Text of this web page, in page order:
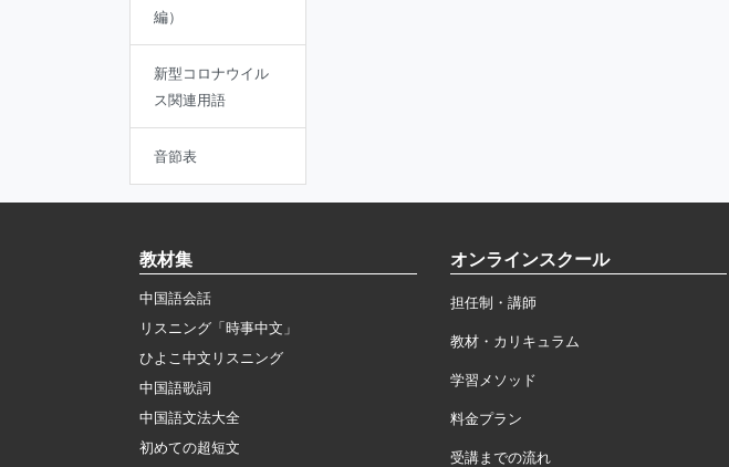
編）
新型コロナウイル
ス関連用語
音節表
教材集
中国語会話
リスニング「時事中文」
ひよこ中文リスニング
中国語歌詞
中国語文法大全
初めての超短文
オンラインスクール
担任制・講師
教材・カリキュラム
学習メソッド
料金プラン
受講までの流れ